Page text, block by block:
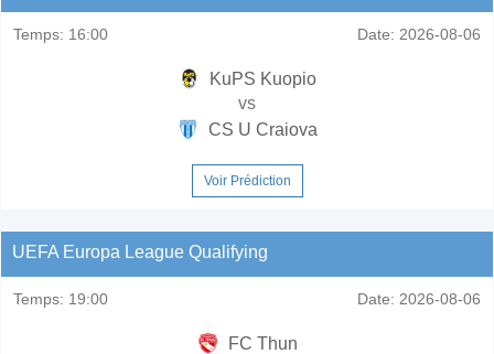
Temps: 16:00 Date: 2026-08-06
KuPS Kuopio
vs
CS U Craiova
Voir Prédiction
UEFA Europa League Qualifying
Temps: 19:00 Date: 2026-08-06
FC Thun